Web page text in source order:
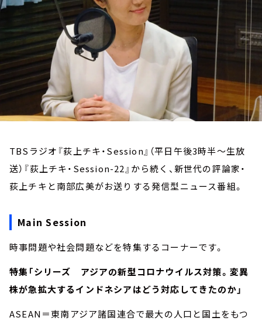
TBSラジオ『荻上チキ・Session』（平日午後3時半～生放
送）『荻上チキ・Session-22』から続く、新世代の評論家・
荻上チキと南部広美がお送りする発信型ニュース番組。
Main Session
時事問題や社会問題などを特集するコーナーです。
特集「シリーズ アジアの新型コロナウイルス対策。変異
株が急拡大するインドネシアはどう対応してきたのか」
ASEAN＝東南アジア諸国連合で最大の人口と国土をもつ